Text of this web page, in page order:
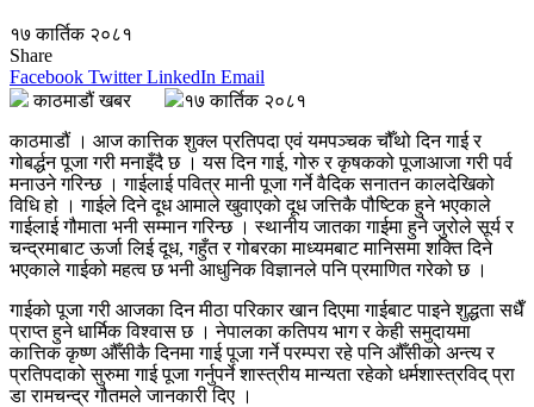
१७ कार्तिक २०८१
Share
Facebook Twitter LinkedIn Email
काठमाडौं खबर
१७ कार्तिक २०८१
काठमाडौं । आज कात्तिक शुक्ल प्रतिपदा एवं यमपञ्चक चौँथो दिन गाई र
गोबर्द्धन पूजा गरी मनाइँदै छ । यस दिन गाई, गोरु र कृषकको पूजाआजा गरी पर्व
मनाउने गरिन्छ । गाईलाई पवित्र मानी पूजा गर्ने वैदिक सनातन कालदेखिको
विधि हो । गाईले दिने दूध आमाले खुवाएको दूध जत्तिकै पौष्टिक हुने भएकाले
गाईलाई गौमाता भनी सम्मान गरिन्छ । स्थानीय जातका गाईमा हुने जुरोले सूर्य र
चन्द्रमाबाट ऊर्जा लिई दूध, गहुँत र गोबरका माध्यमबाट मानिसमा शक्ति दिने
भएकाले गाईको महत्व छ भनी आधुनिक विज्ञानले पनि प्रमाणित गरेको छ ।
गाईको पूजा गरी आजका दिन मीठा परिकार खान दिएमा गाईबाट पाइने शुद्धता सधैँ
प्राप्त हुने धार्मिक विश्वास छ । नेपालका कतिपय भाग र केही समुदायमा
कात्तिक कृष्ण औँसीकै दिनमा गाई पूजा गर्ने परम्परा रहे पनि औँसीको अन्त्य र
प्रतिपदाको सुरुमा गाई पूजा गर्नुपर्ने शास्त्रीय मान्यता रहेको धर्मशास्त्रविद् प्रा
डा रामचन्द्र गौतमले जानकारी दिए ।